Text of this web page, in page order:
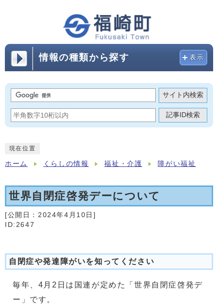
情報の種類から探す 表示
サイト内検索
記事ID検索
現在位置
ホーム くらしの情報 福祉・介護 障がい福祉
世界自閉症啓発デーについて
[公開日： 2024年4月10日 ]
ID:2647
自閉症や発達障がいを知ってください
毎年、4月2日は国連が定めた「世界自閉症啓発デ
ー」です。